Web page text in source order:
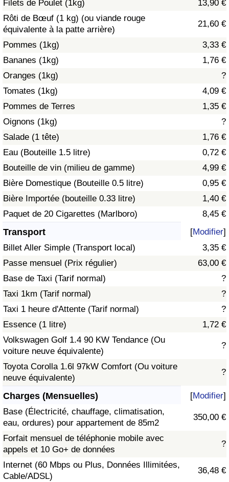
Filets de Poulet (1kg)
13,90 €
Rôti de Bœuf (1 kg) (ou viande rouge
équivalente à la patte arrière)
21,60 €
Pommes (1kg)
3,33 €
Bananes (1kg)
1,76 €
Oranges (1kg)
?
Tomates (1kg)
4,09 €
Pommes de Terres
1,35 €
Oignons (1kg)
?
Salade (1 tête)
1,76 €
Eau (Bouteille 1.5 litre)
0,72 €
Bouteille de vin (milieu de gamme)
4,99 €
Bière Domestique (Bouteille 0.5 litre)
0,95 €
Bière Importée (bouteille 0.33 litre)
1,40 €
Paquet de 20 Cigarettes (Marlboro)
8,45 €
Transport [Modifier]
Billet Aller Simple (Transport local)
3,35 €
Passe mensuel (Prix régulier)
63,00 €
Base de Taxi (Tarif normal)
?
Taxi 1km (Tarif normal)
?
Taxi 1 heure d'Attente (Tarif normal)
?
Essence (1 litre)
1,72 €
Volkswagen Golf 1.4 90 KW Tendance (Ou
voiture neuve équivalente)
?
Toyota Corolla 1.6l 97kW Comfort (Ou voiture
neuve équivalente)
?
Charges (Mensuelles) [Modifier]
Base (Électricité, chauffage, climatisation,
eau, ordures) pour appartement de 85m2
350,00 €
Forfait mensuel de téléphonie mobile avec
appels et 10 Go+ de données
?
Internet (60 Mbps ou Plus, Données Illimitées,
Cable/ADSL)
36,48 €
Pollution
Indice de pollution
Indice de Pollution par Pays
Trafic
Indice de Trafic
Indice de Trafic (Actuel)
Indice de Trafic par Pays